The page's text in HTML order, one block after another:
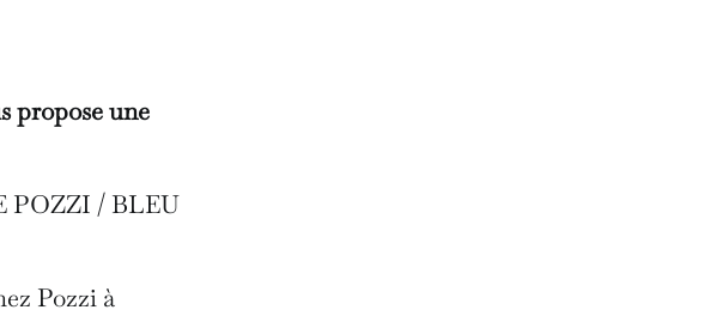
propose une
POZZI / BLEU
Pozzi à